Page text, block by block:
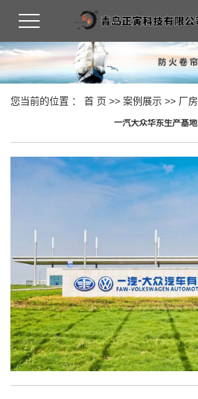
您当前的位置 ： 首 页 >> 案例展示 >> 厂房
一汽大众华东生产基地